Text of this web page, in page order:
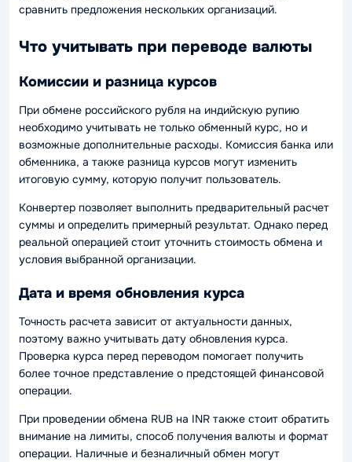
сравнить предложения нескольких организаций.
Что учитывать при переводе валюты
Комиссии и разница курсов
При обмене российского рубля на индийскую рупию
необходимо учитывать не только обменный курс, но и
возможные дополнительные расходы. Комиссия банка или
обменника, а также разница курсов могут изменить
итоговую сумму, которую получит пользователь.
Конвертер позволяет выполнить предварительный расчет
суммы и определить примерный результат. Однако перед
реальной операцией стоит уточнить стоимость обмена и
условия выбранной организации.
Дата и время обновления курса
Точность расчета зависит от актуальности данных,
поэтому важно учитывать дату обновления курса.
Проверка курса перед переводом помогает получить
более точное представление о предстоящей финансовой
операции.
При проведении обмена RUB на INR также стоит обратить
внимание на лимиты, способ получения валюты и формат
операции. Наличные и безналичный обмен могут